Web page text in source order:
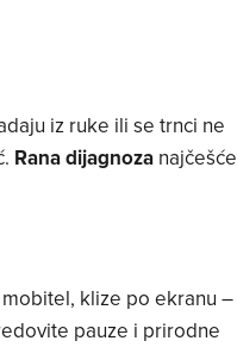
iz ruke ili se trnci ne
Rana dijagnozanajčešće
klize po ekranu –
pauze i prirodne